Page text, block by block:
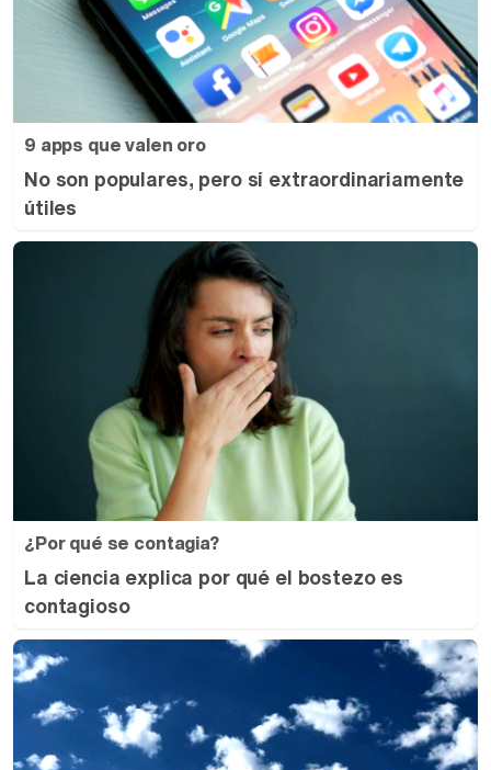
9 apps que valen oro
No son populares, pero sí extraordinariamente
útiles
¿Por qué se contagia?
La ciencia explica por qué el bostezo es
contagioso